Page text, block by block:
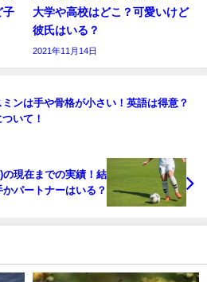
子
大学や高校はどこ？可愛いけど
彼氏はいる？
2021年11月14日
ンは手や骨格が小さい！英語は得意？
いて！
現在までの実績！結
かパートナーはいる？